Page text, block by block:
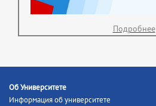
Подробнее
Об Университете
Информация об университете